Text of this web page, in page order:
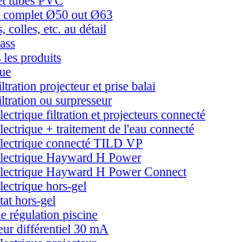
Ø50 out Ø63
colles, etc. au détail
les produits
projecteur et prise balai
ou surpresseur
filtration et projecteurs connecté
+ traitement de l'eau connecté
connecté TILD VP
Hayward H Power
Hayward H Power Connect
hors-gel
hors-gel
régulation piscine
différentiel 30 mA